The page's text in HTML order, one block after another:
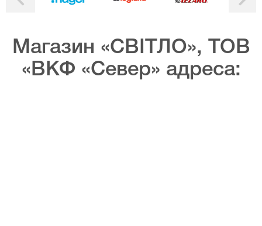
Магазин «СВІТЛО», ТОВ
«ВКФ «Север» адреса: